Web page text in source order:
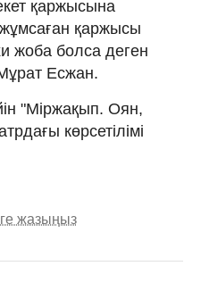
қаржысына
жұмсаған қаржысы
жоба болса деген
Есжан.
"Міржақып. Оян,
көрсетілімі
жазыңыз